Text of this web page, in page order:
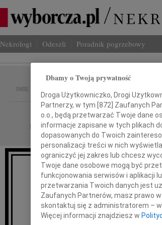
Nekrologi Odeszli Poradnik pogrzebowy
IMIĘ I NAZWISKO: Barbara Z
REGION: cała Polska
DATA EMISJI: 28.10.2009
Z głębokim smutkiem
że w dniu 22 października
ukochana Matka,
Dbamy o Twoją prywatność
Droga Użytkowniczko, Drogi
Partnerzy, w tym [ 872 ] Zaufanych
o.o., będą przetwarzać Twoje dane
informacje zapisane w tych plikach
dopasowanych do Twoich
personalizacji treści w nich
ograniczyć jej zakres lub chcesz
Twoje dane osobowe mogą być
funkcjonowania serwisów i aplikacji
przetwarzania Twoich danych jest
Zaufanych Partnerów, masz prawo
skontaktuj się z administratorem –
Więcej informacji znajdziesz w